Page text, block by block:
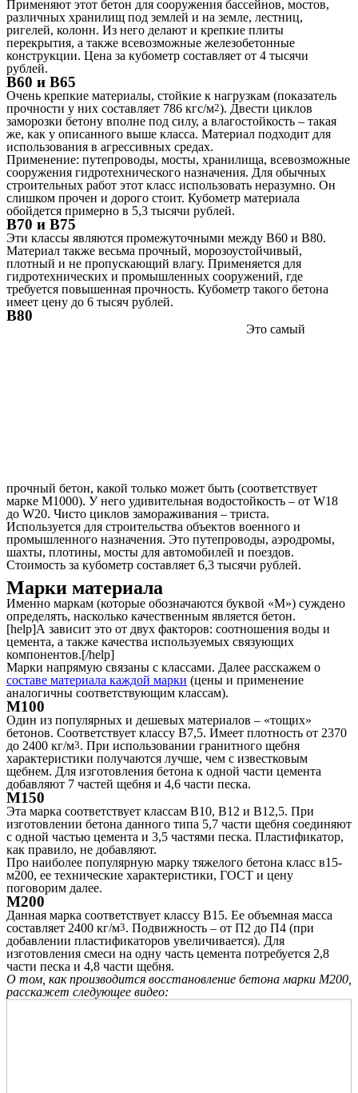
Применяют этот бетон для сооружения бассейнов, мостов,
различных хранилищ под землей и на земле, лестниц,
ригелей, колонн. Из него делают и крепкие плиты
перекрытия, а также всевозможные железобетонные
конструкции. Цена за кубометр составляет от 4 тысячи
рублей.
В60 и В65
Очень крепкие материалы, стойкие к нагрузкам (показатель
прочности у них составляет 786 кгс/м2). Двести циклов
заморозки бетону вполне под силу, а влагостойкость – такая
же, как у описанного выше класса. Материал подходит для
использования в агрессивных средах.
Применение: путепроводы, мосты, хранилища, всевозможные
сооружения гидротехнического назначения. Для обычных
строительных работ этот класс использовать неразумно. Он
слишком прочен и дорого стоит. Кубометр материала
обойдется примерно в 5,3 тысячи рублей.
В70 и В75
Эти классы являются промежуточными между В60 и В80.
Материал также весьма прочный, морозоустойчивый,
плотный и не пропускающий влагу. Применяется для
гидротехнических и промышленных сооружений, где
требуется повышенная прочность. Кубометр такого бетона
имеет цену до 6 тысяч рублей.
В80
Это самый
прочный бетон, какой только может быть (соответствует
марке М1000). У него удивительная водостойкость – от W18
до W20. Чисто циклов замораживания – триста.
Используется для строительства объектов военного и
промышленного назначения. Это путепроводы, аэродромы,
шахты, плотины, мосты для автомобилей и поездов.
Стоимость за кубометр составляет 6,3 тысячи рублей.
Марки материала
Именно маркам (которые обозначаются буквой «М») суждено
определять, насколько качественным является бетон.
[help]А зависит это от двух факторов: соотношения воды и
цемента, а также качества используемых связующих
компонентов.[/help]
Марки напрямую связаны с классами. Далее расскажем о
составе материала каждой марки (цены и применение
аналогичны соответствующим классам).
М100
Один из популярных и дешевых материалов – «тощих»
бетонов. Соответствует классу В7,5. Имеет плотность от 2370
до 2400 кг/м3. При использовании гранитного щебня
характеристики получаются лучше, чем с известковым
щебнем. Для изготовления бетона к одной части цемента
добавляют 7 частей щебня и 4,6 части песка.
М150
Эта марка соответствует классам В10, В12 и В12,5. При
изготовлении бетона данного типа 5,7 части щебня соединяют
с одной частью цемента и 3,5 частями песка. Пластификатор,
как правило, не добавляют.
Про наиболее популярную марку тяжелого бетона класс в15-
м200, ее технические характеристики, ГОСТ и цену
поговорим далее.
М200
Данная марка соответствует классу В15. Ее объемная масса
составляет 2400 кг/м3. Подвижность – от П2 до П4 (при
добавлении пластификаторов увеличивается). Для
изготовления смеси на одну часть цемента потребуется 2,8
части песка и 4,8 части щебня.
О том, как производится восстановление бетона марки М200,
расскажет следующее видео: